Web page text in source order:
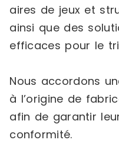
aires de jeux et
ainsi que des
efficaces pour le
Nous accordons
à l’origine de
afin de garantir
conformité.